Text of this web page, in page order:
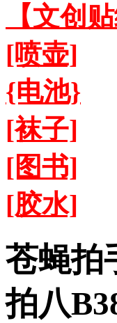
【文创
[喷壶]
{电池}
[袜子]
[图书]
[胶水]
苍蝇拍
拍八